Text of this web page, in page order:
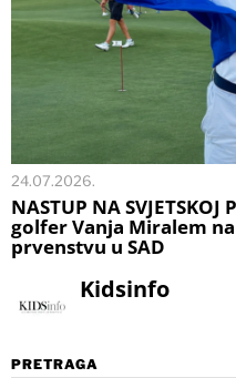
24.07.2026.
NASTUP NA
golfer Vanja Miralem
prvenstvu u SAD
Kidsinfo
PRETRAGA